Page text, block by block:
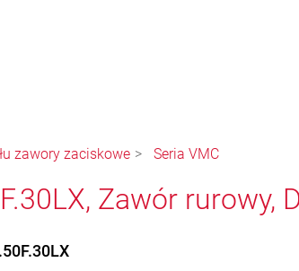
zawory zaciskowe Seria VMC
Zawór rurowy,